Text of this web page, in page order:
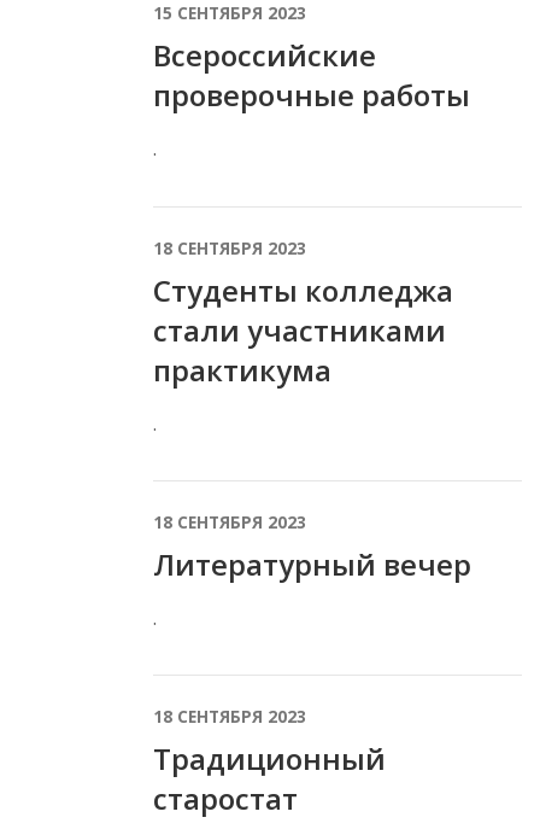
15 СЕНТЯБРЯ 2023
Всероссийские
проверочные работы
.
18 СЕНТЯБРЯ 2023
Студенты колледжа
стали участниками
практикума
.
18 СЕНТЯБРЯ 2023
Литературный вечер
.
18 СЕНТЯБРЯ 2023
Традиционный
старостат